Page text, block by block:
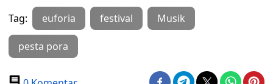
Tag: euforia festival Musik
pesta pora